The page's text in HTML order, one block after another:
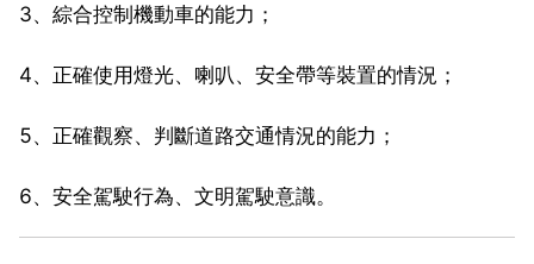
3、綜合控制機動車的能力；
4、正確使用燈光、喇叭、安全帶等裝置的情況；
5、正確觀察、判斷道路交通情況的能力；
6、安全駕駛行為、文明駕駛意識。